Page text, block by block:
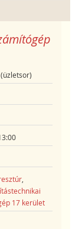
17 kerület